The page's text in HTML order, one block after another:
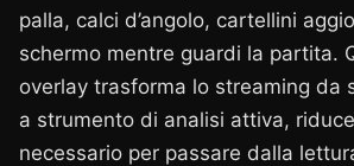
palla, calci d’angolo, cartellini
schermo mentre guardi la partita.
overlay trasforma lo streaming da
a strumento di analisi attiva,
necessario per passare dalla